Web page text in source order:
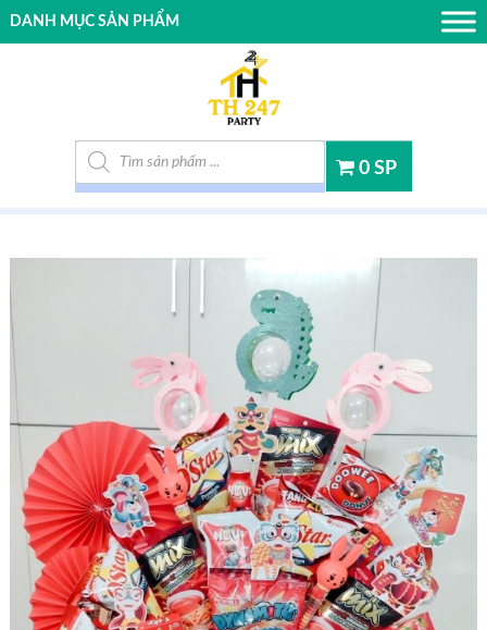
Tìm kiếm sản phẩm
0 SP
DANH MỤC SẢN PHẨM